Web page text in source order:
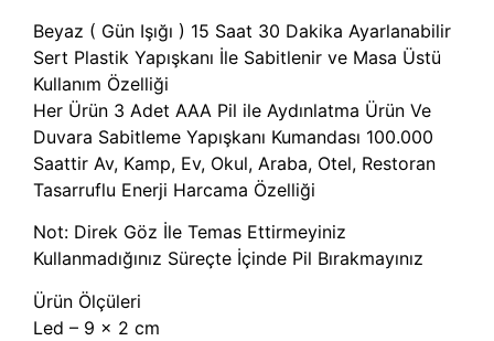
Beyaz ( Gün Işığı ) 15 Saat 30 Dakika Ayarlanabilir
Sert Plastik Yapışkanı İle Sabitlenir ve Masa Üstü
Kullanım Özelliği
Her Ürün 3 Adet AAA Pil ile Aydınlatma Ürün Ve
Duvara Sabitleme Yapışkanı Kumandası 100.000
Saattir Av, Kamp, Ev, Okul, Araba, Otel, Restoran
Tasarruflu Enerji Harcama Özelliği
Not: Direk Göz İle Temas Ettirmeyiniz
Kullanmadığınız Süreçte İçinde Pil Bırakmayınız
Ürün Ölçüleri
Led – 9 x 2 cm